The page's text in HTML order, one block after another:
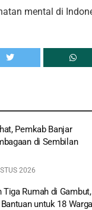
mental di
Pemkab Banjar
di Sembilan
2026
Rumah di Gambut,
untuk 18 Warga